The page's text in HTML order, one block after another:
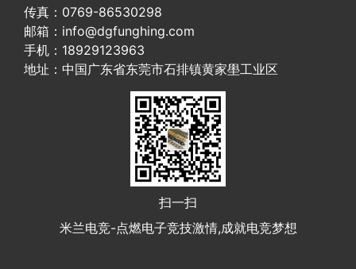
传真：0769-86530298
邮箱：info@dgfunghing.com
手机：18929123963
地址：中国广东省东莞市石排镇黄家壆工业区
扫一扫
米兰电竞-点燃电子竞技激情,成就电竞梦想